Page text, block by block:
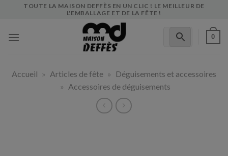
TOUTE LA MAISON DEFFÈS EN UN CLIC ! LE MEILLEUR DE
L'EMBALLAGE ET DE LA FÊTE !
0
Accueil » Articles de fête »
Déguisements et accessoires
» Accessoires de déguisements